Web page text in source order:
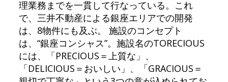
理業務までを一貫して行なっている。これ
で、三井不動産による銀座エリアでの開発
は、8物件にも及ぶ。 施設のコンセプト
は、“銀座コンシャス”。施設名のTORECIOUS
には、「PRECIOUS＝上質な」、
「DELICIOUS＝おいしい」、「GRACIOUS＝